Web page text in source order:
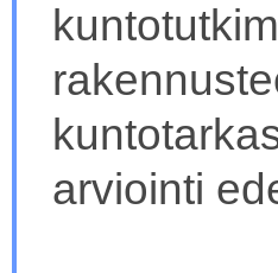
arviointi